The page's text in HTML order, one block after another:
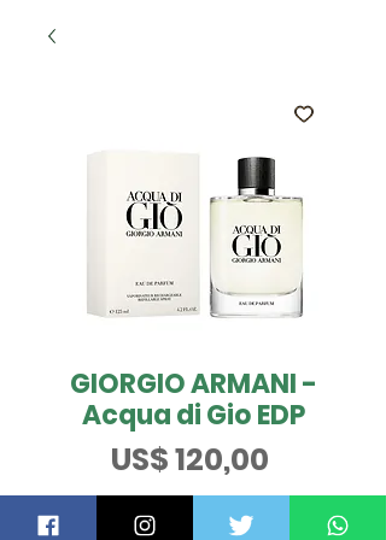
GIORGIO ARMANI -
Acqua di Gio EDP
US$ 120,00
Tamanho*